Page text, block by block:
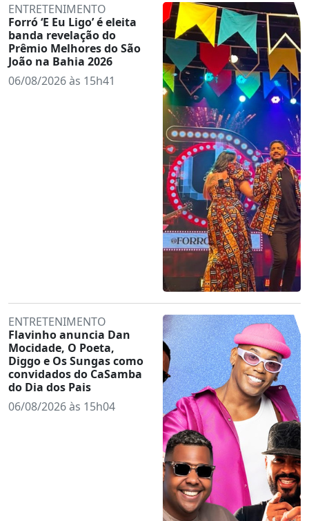
ENTRETENIMENTO
Forró ‘E Eu Ligo’ é eleita
banda revelação do
Prêmio Melhores do São
João na Bahia 2026
06/08/2026 às 15h41
ENTRETENIMENTO
Flavinho anuncia Dan
Mocidade, O Poeta,
Diggo e Os Sungas como
convidados do CaSamba
do Dia dos Pais
06/08/2026 às 15h04